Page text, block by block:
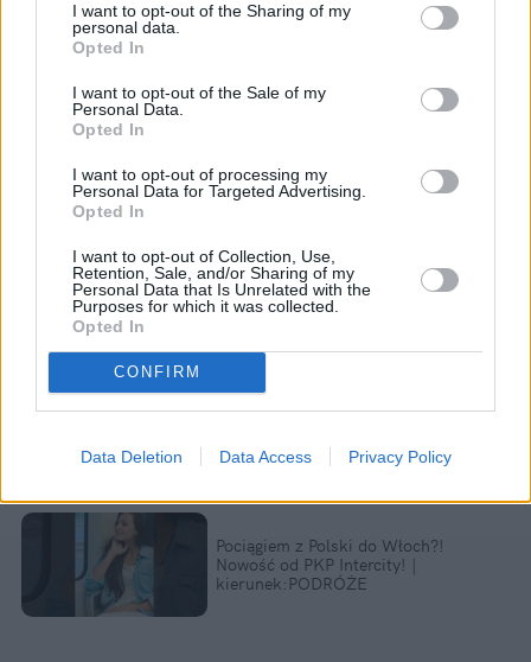
I want to opt-out of the Sharing of my
personal data.
Opted In
I want to opt-out of the Sale of my
Personal Data.
Opted In
I want to opt-out of processing my
Personal Data for Targeted Advertising.
Opted In
I want to opt-out of Collection, Use,
Retention, Sale, and/or Sharing of my
Personal Data that Is Unrelated with the
Purposes for which it was collected.
Opted In
CONFIRM
Data Deletion Data Access Privacy Policy
Pociągiem z Polski do Włoch?!
Nowość od PKP Intercity! |
kierunek:PODRÓŻE